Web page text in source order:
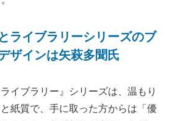
ライブラリーシリーズのブ
ザインは矢萩多聞氏
ライブラリー』シリーズは、温もり
紙質で、手に取った方からは「優